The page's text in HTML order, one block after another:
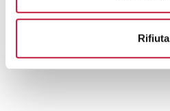
Rifiuta
Prodotti alternativi